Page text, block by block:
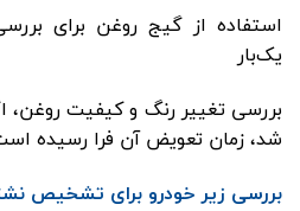
استفاده از گیج روغن برای
یک‌بار
بررسی تغییر رنگ و کیفیت روغن،
شد، زمان تعویض آن فرا رسیده
بررسی زیر خودرو برای تشخیص